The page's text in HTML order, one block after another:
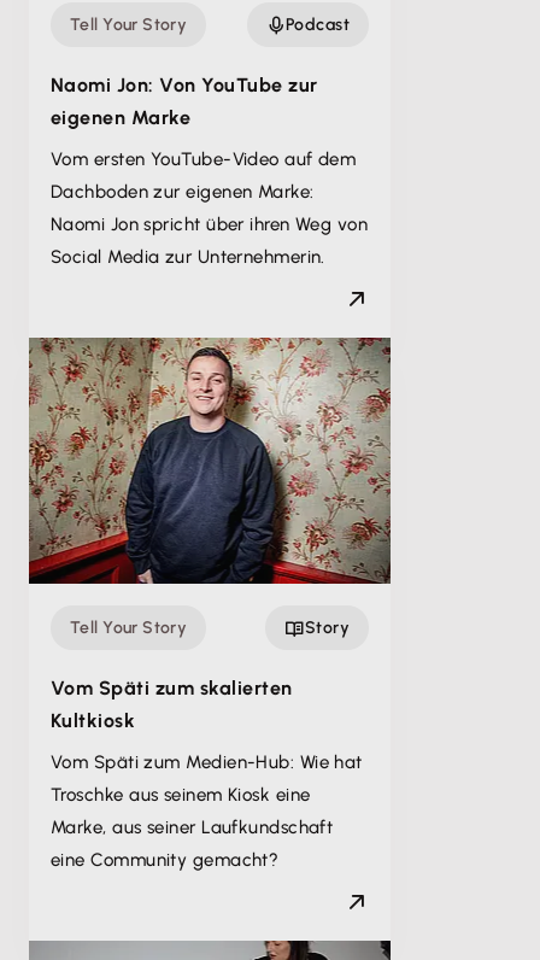
Tell Your Story Podcast
Naomi Jon: Von YouTube zur
eigenen Marke
Vom ersten YouTube-Video auf dem
Dachboden zur eigenen Marke:
Naomi Jon spricht über ihren Weg von
Social Media zur Unternehmerin.
Tell Your Story Story
Vom Späti zum skalierten
Kultkiosk
Vom Späti zum Medien-Hub: Wie hat
Troschke aus seinem Kiosk eine
Marke, aus seiner Laufkundschaft
eine Community gemacht?